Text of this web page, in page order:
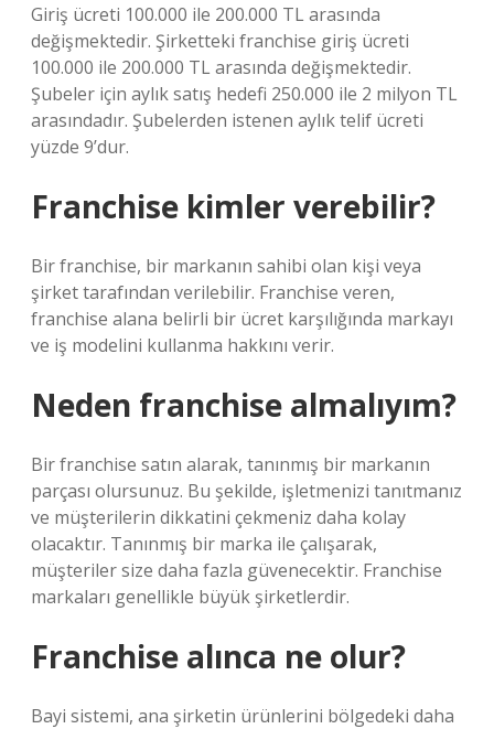
Giriş ücreti 100.000 ile 200.000 TL arasında
değişmektedir. Şirketteki franchise giriş ücreti
100.000 ile 200.000 TL arasında değişmektedir.
Şubeler için aylık satış hedefi 250.000 ile 2 milyon TL
arasındadır. Şubelerden istenen aylık telif ücreti
yüzde 9’dur.
Franchise kimler verebilir?
Bir franchise, bir markanın sahibi olan kişi veya
şirket tarafından verilebilir. Franchise veren,
franchise alana belirli bir ücret karşılığında markayı
ve iş modelini kullanma hakkını verir.
Neden franchise almalıyım?
Bir franchise satın alarak, tanınmış bir markanın
parçası olursunuz. Bu şekilde, işletmenizi tanıtmanız
ve müşterilerin dikkatini çekmeniz daha kolay
olacaktır. Tanınmış bir marka ile çalışarak,
müşteriler size daha fazla güvenecektir. Franchise
markaları genellikle büyük şirketlerdir.
Franchise alınca ne olur?
Bayi sistemi, ana şirketin ürünlerini bölgedeki daha